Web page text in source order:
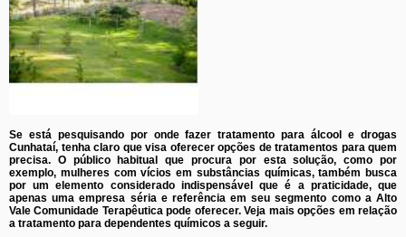
Se está pesquisando por onde fazer tratamento para álcool e drogas
Cunhataí, tenha claro que visa oferecer opções de tratamentos para quem
precisa. O público habitual que procura por esta solução, como por
exemplo, mulheres com vícios em substâncias químicas, também busca
por um elemento considerado indispensável que é a praticidade, que
apenas uma empresa séria e referência em seu segmento como a Alto
Vale Comunidade Terapêutica pode oferecer. Veja mais opções em relação
a tratamento para dependentes químicos a seguir.